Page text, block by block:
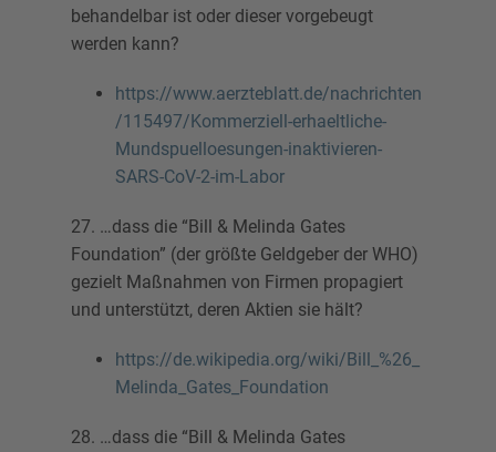
behandelbar ist oder dieser vorgebeugt
werden kann?
https://www.aerzteblatt.de/nachrichten
/115497/Kommerziell-erhaeltliche-
Mundspuelloesungen-inaktivieren-
SARS-CoV-2-im-Labor
27. …dass die “Bill & Melinda Gates
Foundation” (der größte Geldgeber der WHO)
gezielt Maßnahmen von Firmen propagiert
und unterstützt, deren Aktien sie hält?
https://de.wikipedia.org/wiki/Bill_%26_
Melinda_Gates_Foundation
28. …dass die “Bill & Melinda Gates